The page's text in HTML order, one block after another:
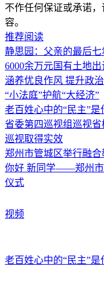
不作任何保证或承诺
容。
推荐阅读
静思园：父亲的最后七
6000余万元国有土地出
涵养优良作风 提升政
“小法庭”护航“大经济”
老百姓心中的“民主”是
省委第四巡视组巡视
巡视取得实效
郑州市管城区举行融合
你好 新同学——郑州市
仪式
视频
老百姓心中的“民主”是